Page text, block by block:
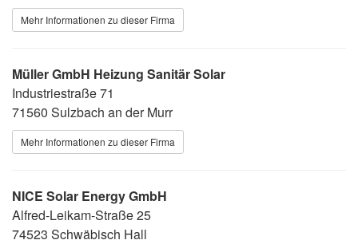
Mehr Informationen zu dieser Firma
Müller GmbH Heizung Sanitär Solar
Industriestraße 71
71560 Sulzbach an der Murr
Mehr Informationen zu dieser Firma
NICE Solar Energy GmbH
Alfred-Leikam-Straße 25
74523 Schwäbisch Hall